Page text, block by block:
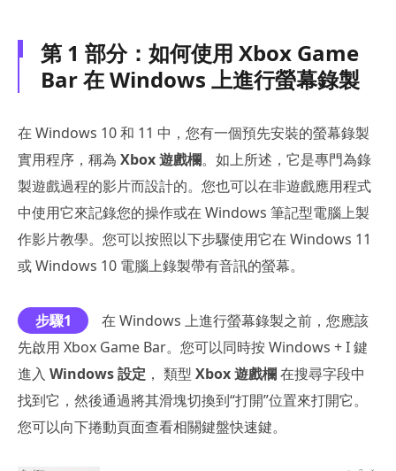
第 1 部分：如何使用 Xbox Game
Bar 在 Windows 上進行螢幕錄製
在 Windows 10 和 11 中，您有一個預先安裝的螢幕錄製
實用程序，稱為 Xbox 遊戲欄。如上所述，它是專門為錄
製遊戲過程的影片而設計的。您也可以在非遊戲應用程式
中使用它來記錄您的操作或在 Windows 筆記型電腦上製
作影片教學。您可以按照以下步驟使用它在 Windows 11
或 Windows 10 電腦上錄製帶有音訊的螢幕。
步驟1
在 Windows 上進行螢幕錄製之前，您應該
先啟用 Xbox Game Bar。您可以同時按 Windows + I 鍵
進入 Windows 設定 ， 類型 Xbox 遊戲欄在搜尋字段中
找到它，然後通過將其滑塊切換到“打開”位置來打開它。
您可以向下捲動頁面查看相關鍵盤快速鍵。